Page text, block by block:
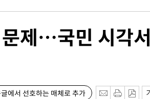
제…국민 시각서
에서 선호하는 매체로 추가